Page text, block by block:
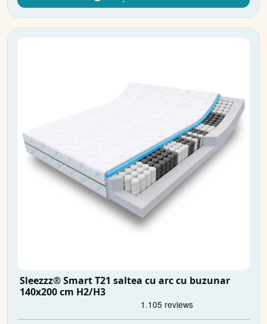
Sleezzz® Smart T21 saltea cu arc cu buzunar
140x200 cm H2/H3